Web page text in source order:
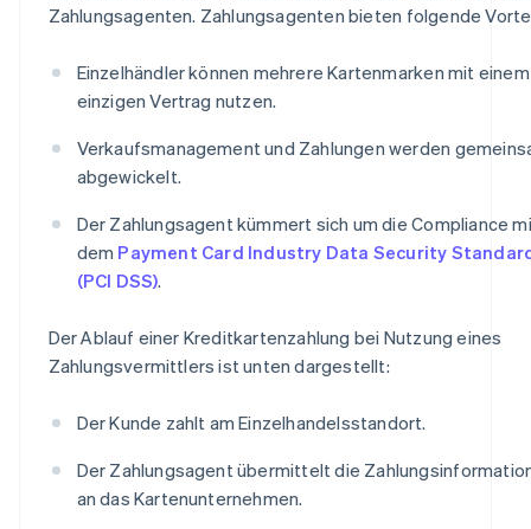
Zahlungsagenten. Zahlungsagenten bieten folgende
Einzelhändler können mehrere Kartenmarken mit einem
einzigen Vertrag nutzen.
Verkaufsmanagement und Zahlungen werden
abgewickelt.
Der Zahlungsagent kümmert sich um die Compliance
dem Payment Card Industry Data Security
(PCI DSS).
Der Ablauf einer Kreditkartenzahlung bei Nutzung eines
Zahlungsvermittlers ist unten dargestellt:
Der Kunde zahlt am Einzelhandelsstandort.
Der Zahlungsagent übermittelt die
an das Kartenunternehmen.